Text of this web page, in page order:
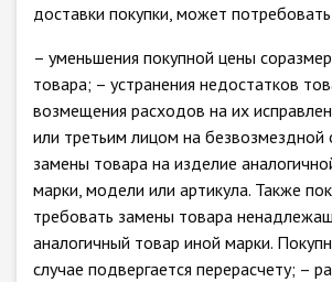
доставки покупки, может
– уменьшения покупной цены
товара; – устранения недостатков
возмещения расходов на их
или третьим лицом на безвозмездной
замены товара на изделие
марки, модели или артикула. Также
требовать замены товара
аналогичный товар иной марки.
случае подвергается перерасчету; –